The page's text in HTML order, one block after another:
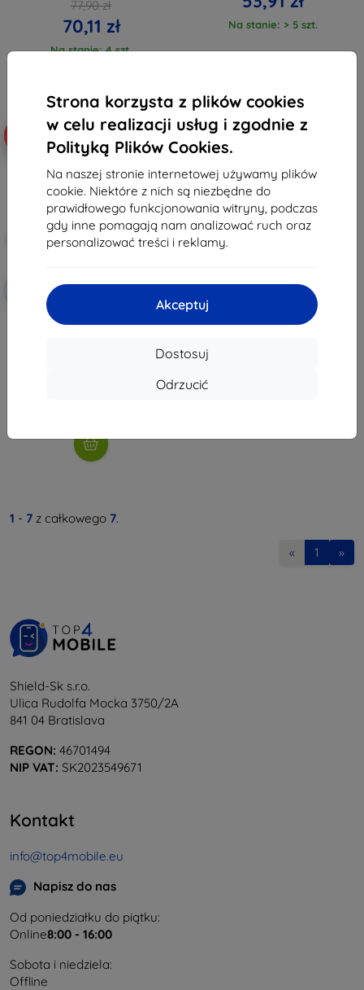
Strona korzysta z plików cookies
w celu realizacji usług i zgodnie z
Polityką Plików Cookies.
Na naszej stronie internetowej używamy plików
cookie. Niektóre z nich są niezbędne do
prawidłowego funkcjonowania witryny, podczas
gdy inne pomagają nam analizować ruch oraz
personalizować treści i reklamy.
Akceptuj
Dostosuj
Odrzucić
77,90 zł
70,11 zł
Na stanie: 4 szt.
Na stanie: > 5 szt.
Zniżka z
kuponem
HOFI GLASS PRO+ IPAD AIR
1 - 7 z całkowego 7.
« 1 »
Shield-Sk s.r.o.
Ulica Rudolfa Mocka 3750/2A
841 04 Bratislava
REGON: 46701494
NIP VAT: SK2023549671
Kontakt
info@top4mobile.eu
Napisz do nas
Od poniedziałku do piątku:
Online8:00 - 16:00
Sobota i niedziela:
Offline